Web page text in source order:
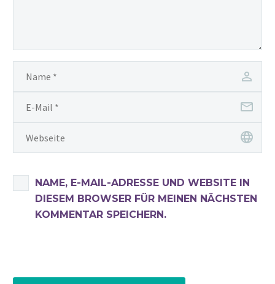
NAME, E-MAIL-ADRESSE UND WEBSITE IN
DIESEM BROWSER FÜR MEINEN NÄCHSTEN
KOMMENTAR SPEICHERN.